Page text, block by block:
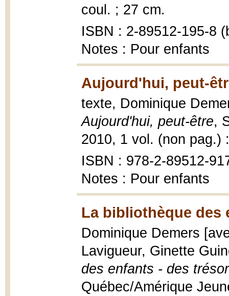
coul. ; 27 cm.
ISBN : 2-89512-195-8
Notes : Pour enfants
Aujourd'hui, peut-
texte, Dominique
Aujourd'hui, peut-être,
2010, 1 vol. (non pag.)
ISBN : 978-2-89512-
Notes : Pour enfants
La bibliothèque des
Dominique Demers
Lavigueur, Ginette
des enfants - des
Québec/Amérique